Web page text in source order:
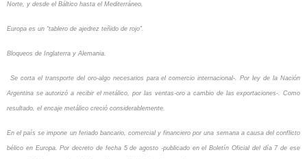
Norte, y desde el Báltico hasta el Mediterráneo.
Europa es un “tablero de ajedrez teñido de rojo”.
Bloqueos de Inglaterra y Alemania.
Se corta el transporte del oro-algo necesarios para el comercio internacional-. Por ley de la Nación
Argentina se autorizó a recibir el metálico, por las ventas-oro a cambio de las exportaciones-. Como
resultado, el encaje metálico creció considerablemente.
En el país se impone un feriado bancario, comercial y financiero por una semana a causa del conflicto
bélico en Europa. Por decreto de fecha 5 de agosto -publicado en el Boletín Oficial del día 7 de ese